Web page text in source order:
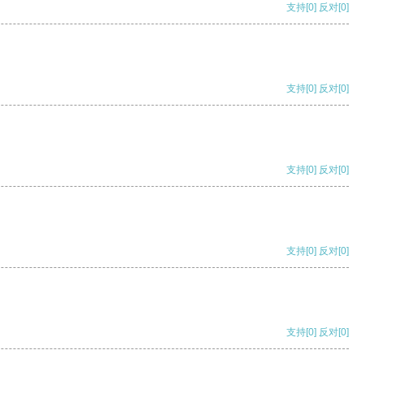
支持[0] 反对[0]
支持[0] 反对[0]
支持[0] 反对[0]
支持[0] 反对[0]
支持[0] 反对[0]